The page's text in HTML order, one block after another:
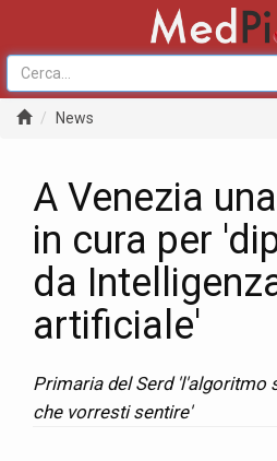
News
A Venezia
in cura per
da
artificiale'
Primaria del Serd 'l'algoritmo
che vorresti sentire'